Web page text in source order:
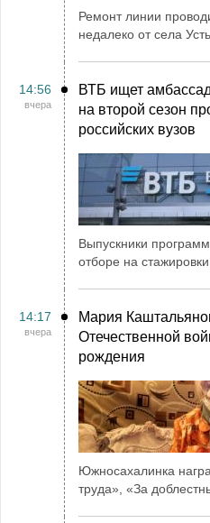
Ремонт линии
недалеко от села
14:56
вчера
ВТБ ищет
на второй сезон
российских вузов
Выпускники
отборе на
14:17
вчера
Мария
Отечественной
рождения
Южносахалинка
труда», «За